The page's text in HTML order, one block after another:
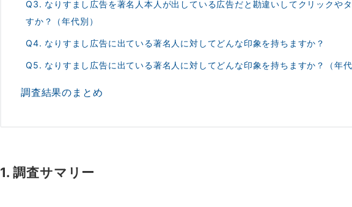
Q3. なりすまし広告を著名人本人が出している広告だと勘違いしてクリックや
すか？（年代別）
Q4. なりすまし広告に出ている著名人に対してどんな印象を持ちますか？
Q5. なりすまし広告に出ている著名人に対してどんな印象を持ちますか？（年代
調査結果のまとめ
1. 調査サマリー